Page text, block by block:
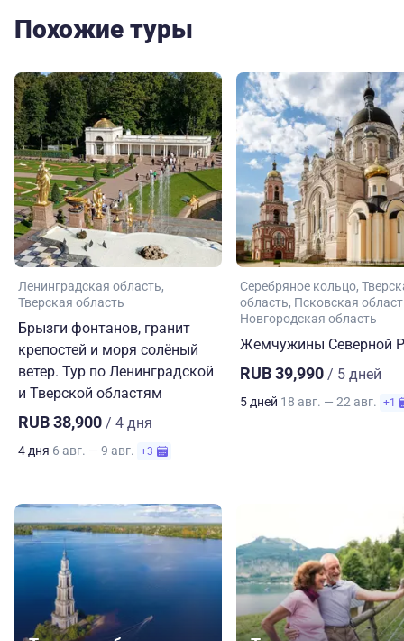
Похожие туры
Ленинградская область
Тверская область
Брызги фонтанов, гранит
крепостей и моря солёный
ветер. Тур по Ленинградской
и Тверской областям
RUB 38,900 / 4 дня
4 дня 6 авг. — 9 авг. +3
Серебряное кольцо
область Псковская
Новгородская область
Жемчужины Северной
RUB 39,990 / 5 дней
5 дней 18 авг. — 22 авг. +1